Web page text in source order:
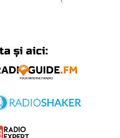
și aici: